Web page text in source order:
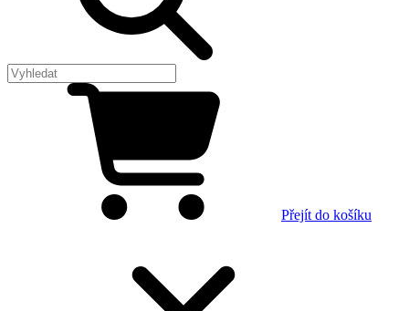
Přejít do košíku